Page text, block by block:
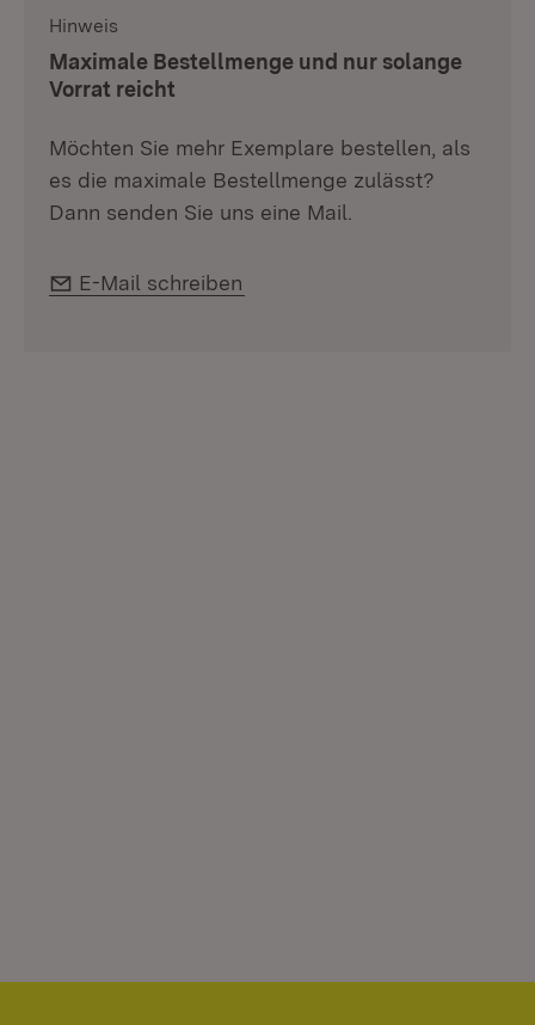
Hinweis
Maximale Bestellmenge und nur solange
Vorrat reicht
Möchten Sie mehr Exemplare bestellen, als
es die maximale Bestellmenge zulässt?
Dann senden Sie uns eine Mail.
E-Mail:
E-Mail schreiben